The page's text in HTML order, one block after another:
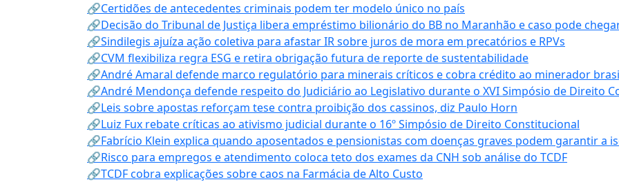
🔗Certidões de antecedentes criminais podem ter modelo único no país
🔗Decisão do Tribunal de Justiça libera empréstimo bilionário do BB no Maranhão e caso pode chegar
🔗Sindilegis ajuíza ação coletiva para afastar IR sobre juros de mora em precatórios e RPVs
🔗CVM flexibiliza regra ESG e retira obrigação futura de reporte de sustentabilidade
🔗André Amaral defende marco regulatório para minerais críticos e cobra crédito ao minerador
🔗André Mendonça defende respeito do Judiciário ao Legislativo durante o XVI Simpósio de Direito
🔗Leis sobre apostas reforçam tese contra proibição dos cassinos, diz Paulo Horn
🔗Luiz Fux rebate críticas ao ativismo judicial durante o 16º Simpósio de Direito Constitucional
🔗Fabrício Klein explica quando aposentados e pensionistas com doenças graves podem garantir a
🔗Risco para empregos e atendimento coloca teto dos exames da CNH sob análise do TCDF
🔗TCDF cobra explicações sobre caos na Farmácia de Alto Custo